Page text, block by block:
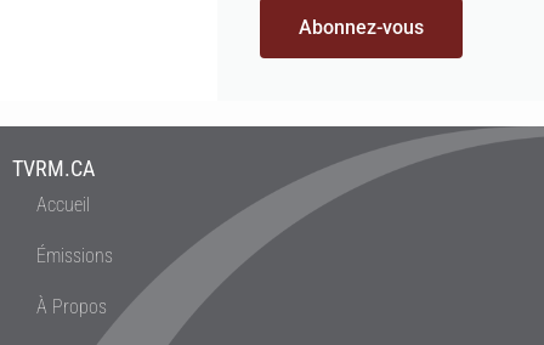
Abonnez-vous
TVRM.CA
Accueil
Émissions
À Propos